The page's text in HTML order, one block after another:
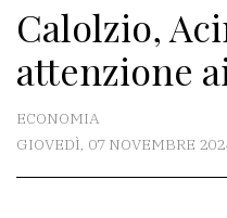
Meteo
CONTATTI
Calolzio,
attenzione
ECONOMIA
GIOVEDÌ, 07 NOVEMBRE